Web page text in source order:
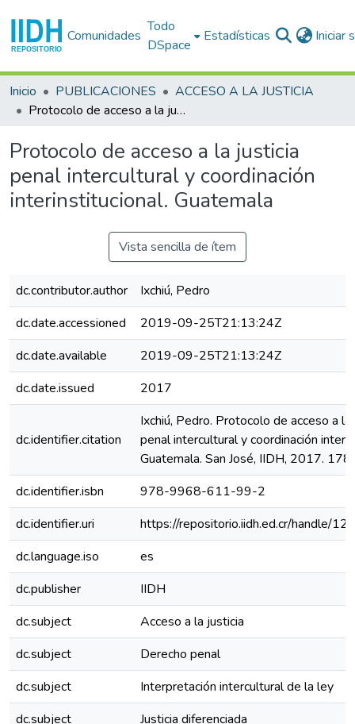
Comunidades
Todo
DSpace
Estadísticas Iniciar
Inicio PUBLICACIONES
ACCESO A LA JUSTICIA
Protocolo de acceso a la justicia penal intercultural y coordinación interinstitucional. Guatemala
Protocolo de acceso a la justicia
penal intercultural y coordinación
interinstitucional. Guatemala
Vista sencilla de ítem
dc.contributor.author
Ixchiú, Pedro
dc.date.accessioned
2019-09-25T21:13:24Z
dc.date.available
2019-09-25T21:13:24Z
dc.date.issued
2017
dc.identifier.citation
Ixchiú, Pedro. Protocolo de acceso a la
penal intercultural y coordinación
Guatemala. San José, IIDH, 2017. 178
dc.identifier.isbn
978-9968-611-99-2
dc.identifier.uri
https://repositorio.iidh.ed.cr/handle/
dc.language.iso
es
dc.publisher
IIDH
dc.subject
Acceso a la justicia
dc.subject
Derecho penal
dc.subject
Interpretación intercultural de la ley
dc.subject
Justicia diferenciada